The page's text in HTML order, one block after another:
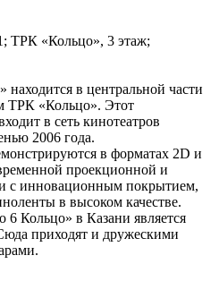
ТРК «Кольцо», 3 этаж;
в центральной части
ТРК «Кольцо». Этот
в сеть кинотеатров
2006 года.
в форматах 2D и
проекционной и
с инновационным покрытием,
в высоком качестве.
6 Кольцо» в Казани является
приходят и дружескими